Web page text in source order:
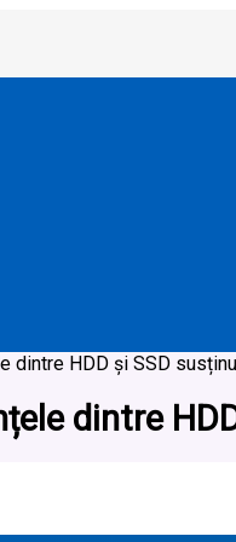
dintre HDD și SSD
dintre